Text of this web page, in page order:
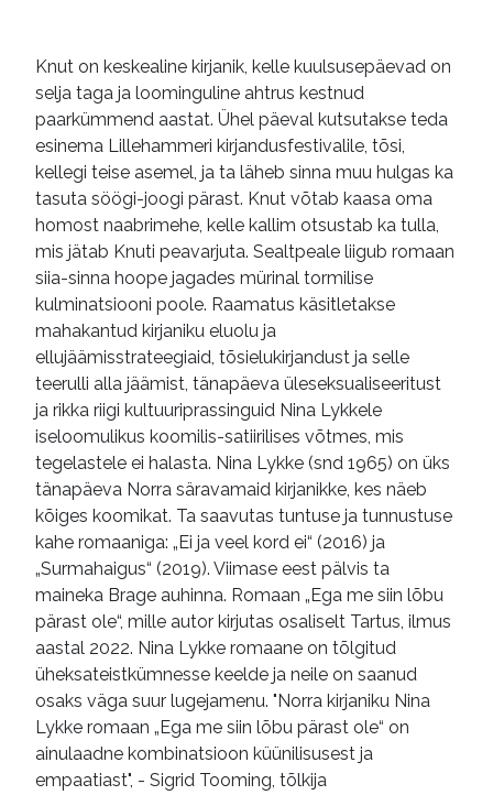
Knut on keskealine kirjanik, kelle kuulsusepäevad on
selja taga ja loominguline ahtrus kestnud
paarkümmend aastat. Ühel päeval kutsutakse teda
esinema Lillehammeri kirjandusfestivalile, tõsi,
kellegi teise asemel, ja ta läheb sinna muu hulgas ka
tasuta söögi-joogi pärast. Knut võtab kaasa oma
homost naabrimehe, kelle kallim otsustab ka tulla,
mis jätab Knuti peavarjuta. Sealtpeale liigub romaan
siia-sinna hoope jagades mürinal tormilise
kulminatsiooni poole. Raamatus käsitletakse
mahakantud kirjaniku eluolu ja
ellujäämisstrateegiaid, tõsielukirjandust ja selle
teerulli alla jäämist, tänapäeva üleseksualiseeritust
ja rikka riigi kultuuriprassinguid Nina Lykkele
iseloomulikus koomilis-satiirilises võtmes, mis
tegelastele ei halasta. Nina Lykke (snd 1965) on üks
tänapäeva Norra säravamaid kirjanikke, kes näeb
kõiges koomikat. Ta saavutas tuntuse ja tunnustuse
kahe romaaniga: „Ei ja veel kord ei“ (2016) ja
„Surmahaigus“ (2019). Viimase eest pälvis ta
maineka Brage auhinna. Romaan „Ega me siin lõbu
pärast ole“, mille autor kirjutas osaliselt Tartus, ilmus
aastal 2022. Nina Lykke romaane on tõlgitud
üheksateistkümnesse keelde ja neile on saanud
osaks väga suur lugejamenu. "Norra kirjaniku Nina
Lykke romaan „Ega me siin lõbu pärast ole“ on
ainulaadne kombinatsioon küünilisusest ja
empaatiast", - Sigrid Tooming, tõlkija